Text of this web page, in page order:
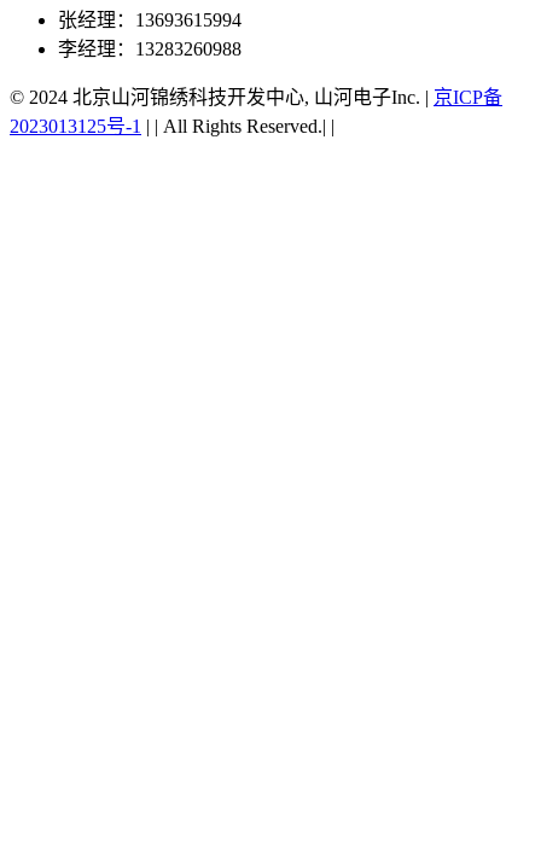
张经理：13693615994
李经理：13283260988
© 2024 北京山河锦绣科技开发中心, 山河电子Inc. | 京ICP备
2023013125号-1 | | All Rights Reserved.| |